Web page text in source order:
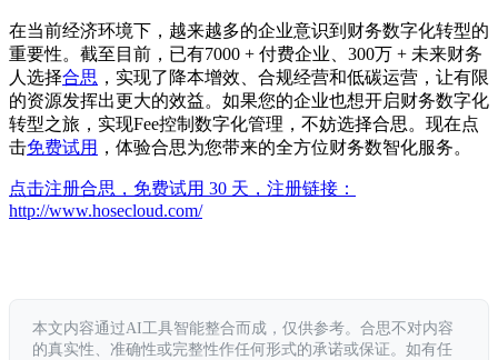
在当前经济环境下，越来越多的企业意识到财务数字化转型的
重要性。截至目前，已有7000 + 付费企业、300万 + 未来财务
人选择合思 ，实现了降本增效、合规经营和低碳运营，让有限
的资源发挥出更大的效益。如果您的企业也想开启财务数字化
转型之旅，实现Fee控制数字化管理，不妨选择合思。现在点
击免费试用 ，体验合思为您带来的全方位财务数智化服务。
点击注册合思，免费试用 30 天，注册链接：
http://www.hosecloud.com/
本文内容通过AI工具智能整合而成，仅供参考。合思不对内容
的真实性、准确性或完整性作任何形式的承诺或保证。如有任